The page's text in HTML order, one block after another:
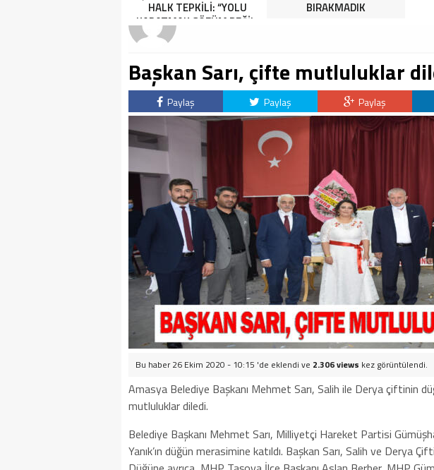
HALK TEPKİLİ: “YOLU
KAPATMAK ÇÖZÜM DEĞİL,
GÖREVİNİ YAP!”
BIRAKMADIK
Başkan Sarı, çifte mutluluklar
Paylaş Paylaş Paylaş
Bu haber 26 Ekim 2020 - 10:15 'de eklendi ve 2.306 views kez görüntülendi.
Amasya Belediye Başkanı Mehmet Sarı, Salih ile Derya çiftinin
mutluluklar diledi.
Belediye Başkanı Mehmet Sarı, Milliyetçi Hareket Partisi
Yanık’ın düğün merasimine katıldı. Başkan Sarı, Salih ve Derya